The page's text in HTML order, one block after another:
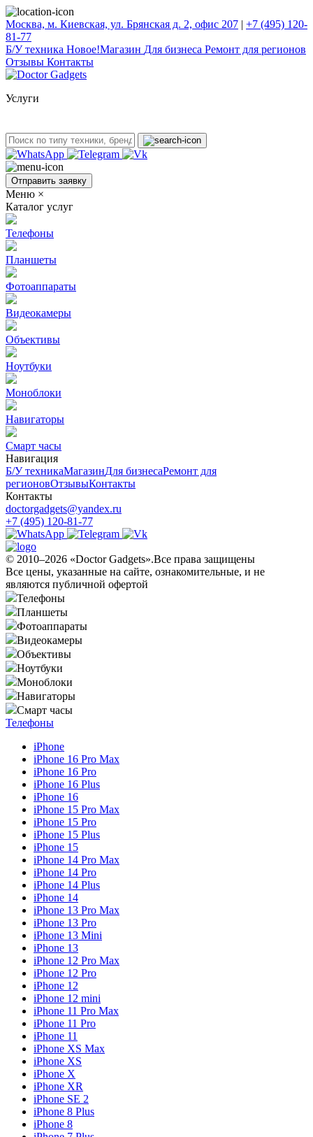
Москва, м. Киевская, ул. Брянская д. 2, офис 207 | +7 (495) 120-
81-77
Б/У техникa Новое!Магазин Для бизнеса Ремонт для регионов
Отзывы Контакты
Услуги
Отправить заявку
Меню ×
Каталог услуг
Телефоны
Планшеты
Фотоаппараты
Видеокамеры
Объективы
Ноутбуки
Моноблоки
Навигаторы
Смарт часы
Навигация
Б/У техникaМагазинДля бизнесаРемонт для
регионовОтзывыКонтакты
Контакты
doctorgadgets@yandex.ru
+7 (495) 120-81-77
© 2010–2026 «Doctor Gadgets».Все права защищены
Все цены, указанные на сайте, ознакомительные, и не
являются публичной офертой
Телефоны
Планшеты
Фотоаппараты
Видеокамеры
Объективы
Ноутбуки
Моноблоки
Навигаторы
Смарт часы
Телефоны
iPhone
iPhone 16 Pro Max
iPhone 16 Pro
iPhone 16 Plus
iPhone 16
iPhone 15 Pro Max
iPhone 15 Pro
iPhone 15 Plus
iPhone 15
iPhone 14 Pro Max
iPhone 14 Pro
iPhone 14 Plus
iPhone 14
iPhone 13 Pro Max
iPhone 13 Pro
iPhone 13 Mini
iPhone 13
iPhone 12 Pro Max
iPhone 12 Pro
iPhone 12
iPhone 12 mini
iPhone 11 Pro Max
iPhone 11 Pro
iPhone 11
iPhone XS Max
iPhone XS
iPhone X
iPhone XR
iPhone SE 2
iPhone 8 Plus
iPhone 8